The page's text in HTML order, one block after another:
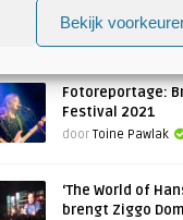
Bekijk
Toine Pawlak
Fotoreportage:
Festival 2021
door Toine Pawlak
‘The World of
brengt Ziggo